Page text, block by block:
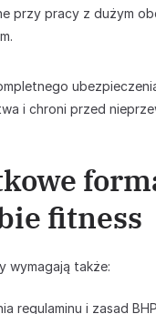
przy pracy z dużym
i chroni przed
fitness
wymagają także:
regulaminu i zasad BHP,